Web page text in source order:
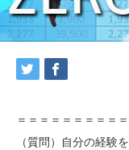
＝＝＝＝＝＝＝＝＝
（質問）自分の経験